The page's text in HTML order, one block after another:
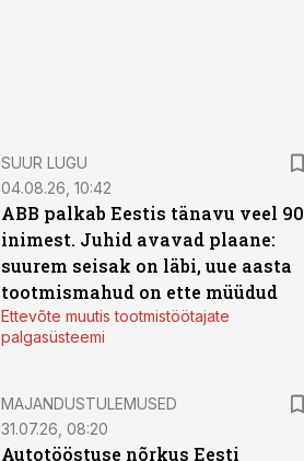
SUUR LUGU
04.08.26, 10:42
ABB palkab Eestis tänavu veel 90
inimest. Juhid avavad plaane:
suurem seisak on läbi, uue aasta
tootmismahud on ette müüdud
Ettevõte muutis tootmistöötajate
palgasüsteemi
MAJANDUSTULEMUSED
31.07.26, 08:20
Autotööstuse nõrkus Eesti